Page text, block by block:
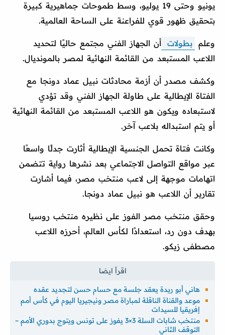
يونيو وحتى 19 يوليو، وسط طموحات جماهيرية كبيرة
بتحقيق ظهور قوي للفراعنة على الساحة العالمية.
وعلم بطولات
أن الجهاز الفني مجتمع حاليًا لتحديد
اللاعب المستبعد من القائمة النهائية لمصر بالمونديال.
وكشف مصدر أن أزمة محادثات نبيل عماد دونجا مع
الفتاة الإيطالية على طاولة الجهاز الفني وقد تؤدي
لاستبعاده ويكون هو اللاعب المستبعد من القائمة النهائية
أو يتم استبداله بلاعب آخر.
وكانت فتاة تحمل الجنسية الإيطالية أثارت جدلًا واسعًا
عبر مواقع التواصل الاجتماعي بعد نشرها رواية تتضمن
اتهامات موجهة إلى لاعب منتخب مصر، فيما أشارت
تقارير أن اللاعب هو نبيل عماد دونجا.
وحقق منتخب مصر الفوز على نظيره منتخب روسيا
بهدف دون رد، استعدادًا لكأس العالم، أحرزه اللاعب
مصطفى زيكو.
هاني أبو ريدة يعقد جلسة مع حسام حسن لتجديد عقده
موعد والقناة الناقلة لمباراة مصر ونيجيريا اليوم في كأس أمم
إفريقيا للسيدات
منتخب شابات السلة 3×3 يفوز على تونس ويتوج بدوري الأمم –
التوقف الثاني